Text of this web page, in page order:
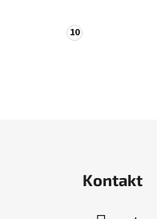
Kontakt